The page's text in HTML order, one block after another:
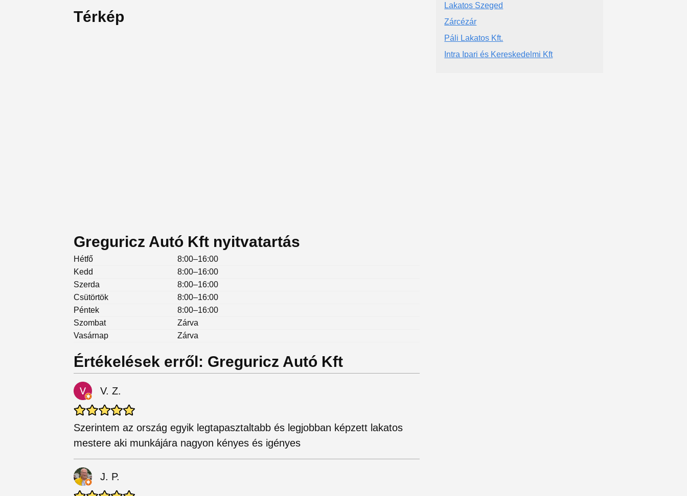
Térkép
Greguricz Autó Kft nyitvatartás
Hétfő
8:00–16:00
Kedd
8:00–16:00
Szerda
8:00–16:00
Csütörtök
8:00–16:00
Péntek
8:00–16:00
Szombat
Zárva
Vasárnap
Zárva
Értékelések erről: Greguricz Autó Kft
V. Z.
Szerintem az ország egyik legtapasztaltabb és legjobban képzett lakatos
mestere aki munkájára nagyon kényes és igényes
J. P.
Lakatos Szeged
Zárcézár
Páli Lakatos Kft.
Intra Ipari és Kereskedelmi Kft